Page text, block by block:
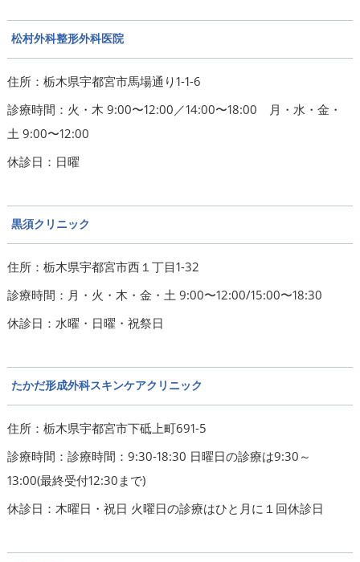
松村外科整形外科医院
住所：栃木県宇都宮市馬場通り1-1-6
診療時間：火・木 9:00〜12:00／14:00〜18:00 月・水・金・
土 9:00〜12:00
休診日：日曜
黒須クリニック
住所：栃木県宇都宮市西１丁目1-32
診療時間：月・火・木・金・土 9:00〜12:00/15:00〜18:30
休診日：水曜・日曜・祝祭日
たかだ形成外科スキンケアクリニック
住所：栃木県宇都宮市下砥上町691-5
診療時間：診療時間：9:30-18:30 日曜日の診療は9:30～
13:00(最終受付12:30まで)
休診日：木曜日・祝日 火曜日の診療はひと月に１回休診日